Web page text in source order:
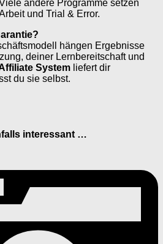
andere Programme setzen
und Trial & Error.
hängen Ergebnisse
deiner Lernbereitschaft und
System liefert dir
du sie selbst.
interessant …